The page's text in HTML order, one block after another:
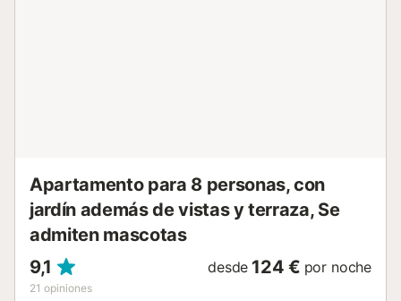
Apartamento para 8 personas, con
jardín además de vistas y terraza, Se
admiten mascotas
9,1
21 opiniones
desde 124 € por noche